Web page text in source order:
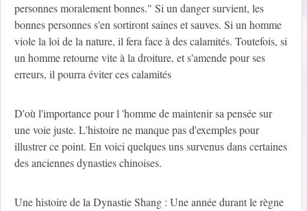
personnes moralement bonnes." Si un danger survient, les
bonnes personnes s'en sortiront saines et sauves. Si un homme
viole la loi de la nature, il fera face à des calamités. Toutefois, si
un homme retourne vite à la droiture, et s'amende pour ses
erreurs, il pourra éviter ces calamités
D'où l'importance pour l 'homme de maintenir sa pensée sur
une voie juste. L'histoire ne manque pas d'exemples pour
illustrer ce point. En voici quelques uns survenus dans certaines
des anciennes dynasties chinoises.
Une histoire de la Dynastie Shang : Une année durant le règne